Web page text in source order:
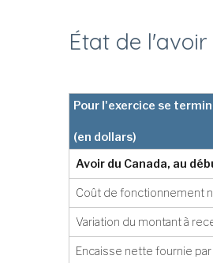
État de
Pour l'exercice se
(en dollars)
Avoir du Canada, au
Coût de fonctionnement
Variation du montant à
Encaisse nette fournie